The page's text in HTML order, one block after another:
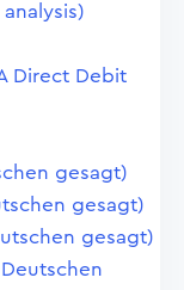
Direct Debit
gesagt)
gesagt)
gesagt)